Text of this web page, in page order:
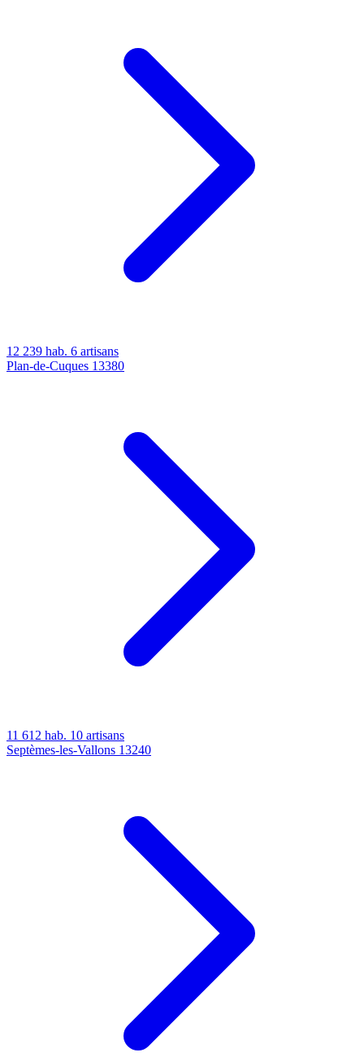
12 239 hab. 6 artisans
Plan-de-Cuques 13380
11 612 hab. 10 artisans
Septèmes-les-Vallons 13240